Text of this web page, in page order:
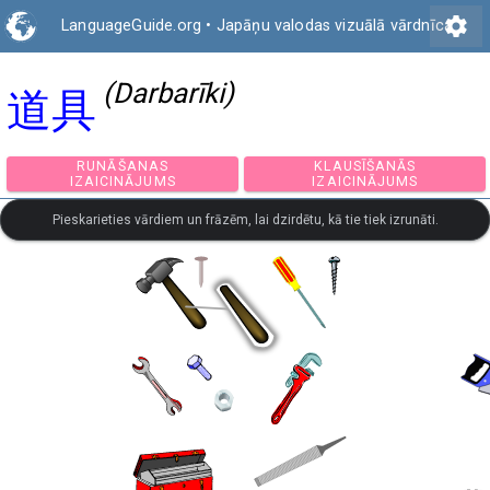
LanguageGuide.org • Japāņu valodas vizuālā vārdnīcasettings
道具 (Darbarīki)
RUNĀŠANAS
KLAUSĪŠANĀS
IZAICINĀJUMS
Pieskarieties vārdiem un frāzēm, lai dzirdētu, kā tie tiek izrunāti.